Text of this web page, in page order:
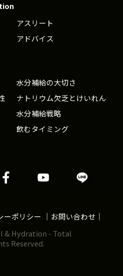
アスリート
アドバイス
水分補給の大切さ
ナトリウム欠乏とけいれん
水分補給戦略
飲むタイミング
Precision Precision
ア
Precision
式
ーポリシー ｜ お問い合わせ ｜
& Hydration - Total
Reserved.